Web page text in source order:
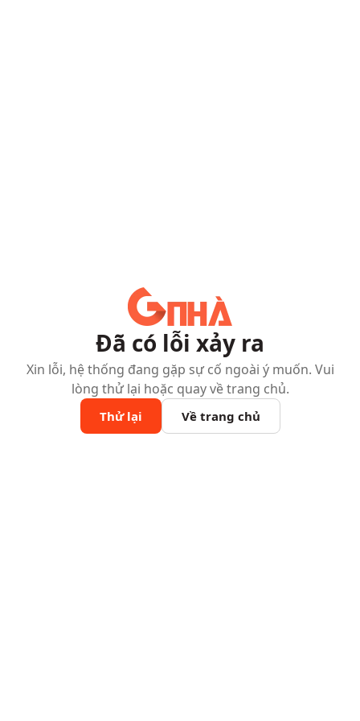
Đã có lỗi xảy ra
Xin lỗi, hệ thống đang gặp sự cố ngoài ý muốn. Vui
lòng thử lại hoặc quay về trang chủ.
Thử lại Về trang chủ